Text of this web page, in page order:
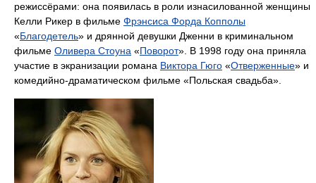
режиссёрами: она появилась в роли изнасилованной женщины
Келли Рикер в фильме Фрэнсиса Форда Копполы
«Благодетель» и дрянной девушки Дженни в криминальном
фильме Оливера Стоуна «Поворот». В 1998 году она приняла
участие в экранизации романа Виктора Гюго «Отверженные» и
комедийно-драматическом фильме «Польская свадьба».